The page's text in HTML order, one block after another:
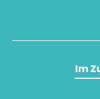
Im